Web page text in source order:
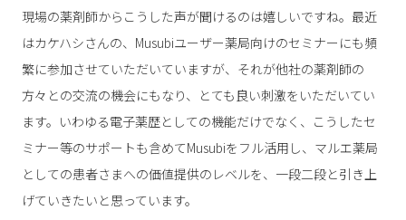
現場の薬剤師からこうした声が聞けるのは嬉しいですね。最近
はカケハシさんの、Musubiユーザー薬局向けのセミナーにも頻
繁に参加させていただいていますが、それが他社の薬剤師の
方々との交流の機会にもなり、とても良い刺激をいただいてい
ます。いわゆる電子薬歴としての機能だけでなく、こうしたセ
ミナー等のサポートも含めてMusubiをフル活用し、マルエ薬局
としての患者さまへの価値提供のレベルを、一段二段と引き上
げていきたいと思っています。